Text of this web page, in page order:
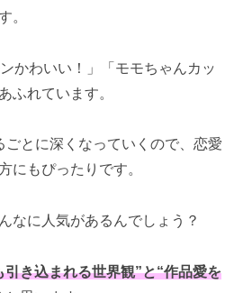
。
かわいい！」「モモちゃんカッ
ふれています。
ごとに深くなっていくので、恋愛
にもぴったりです。
なに人気があるんでしょう？
引き込まれる世界観”と“作品愛を